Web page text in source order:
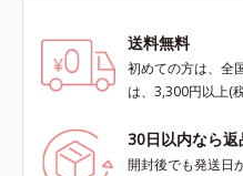
送料無料
初めての方は、全
は、3,300円以上(
30日以内なら返
開封後でも発送日